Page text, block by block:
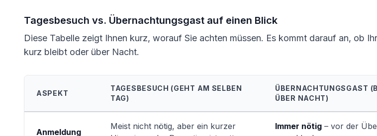
Tagesbesuch vs. Übernachtungsgast auf einen Blick
Diese Tabelle zeigt Ihnen kurz, worauf Sie achten müssen. Es kommt darauf an, ob
kurz bleibt oder über Nacht.
ASPEKT
TAGESBESUCH (GEHT AM SELBEN
TAG)
ÜBERNACHTUNGSGAST
ÜBER NACHT)
Anmeldung
Meist nicht nötig, aber ein kurzer
Immer nötig – vor der